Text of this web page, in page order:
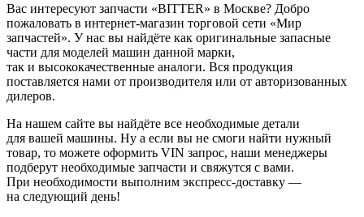
Вас интересуют запчасти «BITTER» в Москве? Добро
пожаловать в интернет-магазин торговой сети «Мир
запчастей». У нас вы найдёте как оригинальные запасные
части для моделей машин данной марки,
так и высококачественные аналоги. Вся продукция
поставляется нами от производителя или от авторизованных
дилеров.
На нашем сайте вы найдёте все необходимые детали
для вашей машины. Ну а если вы не смоги найти нужный
товар, то можете оформить VIN запрос, наши менеджеры
подберут необходимые запчасти и свяжутся с вами.
При необходимости выполним экспресс-доставку —
на следующий день!